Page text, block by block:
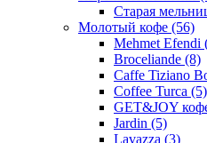
Старая
Молотый кофе (56)
Mehmet Efendi
Broceliande (8)
Caffe Tiziano
Coffee Turca (5)
GET&JOY
Jardin (5)
Lavazza (3)